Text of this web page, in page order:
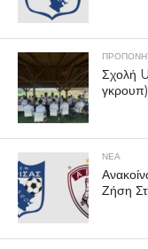
Σχολή
γκρουπ)
ΝΕΑ
Ζήση